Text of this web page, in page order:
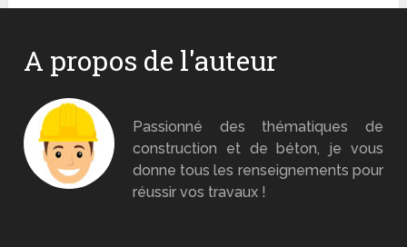
A propos de l'auteur
Passionné des thématiques de
construction et de béton, je vous
donne tous les renseignements pour
réussir vos travaux !